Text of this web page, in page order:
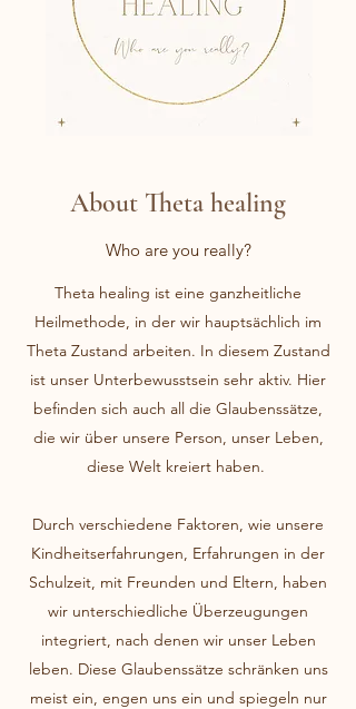
About Theta healing
Who are you really?
Theta healing ist eine ganzheitliche
Heilmethode, in der wir hauptsächlich im
Theta Zustand arbeiten. In diesem Zustand
ist unser Unterbewusstsein sehr aktiv. Hier
befinden sich auch all die Glaubenssätze,
die wir über unsere Person, unser Leben,
diese Welt kreiert haben.
Durch verschiedene Faktoren, wie unsere
Kindheitserfahrungen, Erfahrungen in der
Schulzeit, mit Freunden und Eltern, haben
wir unterschiedliche Überzeugungen
integriert, nach denen wir unser Leben
leben. Diese Glaubenssätze schränken uns
meist ein, engen uns ein und spiegeln nur